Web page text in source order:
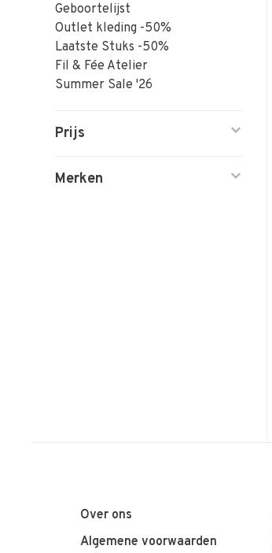
Geboortelijst
Outlet kleding -50%
Laatste Stuks -50%
Fil & Fée Atelier
Summer Sale '26
Prijs
Merken
Over ons
Algemene voorwaarden